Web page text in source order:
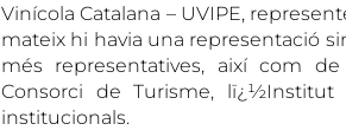
Vinícola Catalana – UVIPE,
mateix hi havia una representació
més representatives, així com
Consorci de Turisme, lï¿½Institut
institucionals.